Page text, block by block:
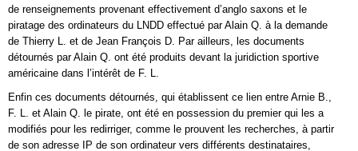
de renseignements provenant effectivement d’anglo saxons et le
piratage des ordinateurs du LNDD effectué par Alain Q. à la demande
de Thierry L. et de Jean François D. Par ailleurs, les documents
détournés par Alain Q. ont été produits devant la juridiction sportive
américaine dans l’intérêt de F. L.
Enfin ces documents détournés, qui établissent ce lien entre Arnie B.,
F. L. et Alain Q. le pirate, ont été en possession du premier qui les a
modifiés pour les redirriger, comme le prouvent les recherches, à partir
de son adresse IP de son ordinateur vers différents destinataires,